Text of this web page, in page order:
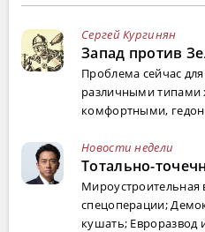
Сергей Кургинян
Запад против
Проблема сейчас
различными типами
комфортными,
Новости недели
Тотально-
Мироустроительная
спецоперации;
кушать; Евроразвод